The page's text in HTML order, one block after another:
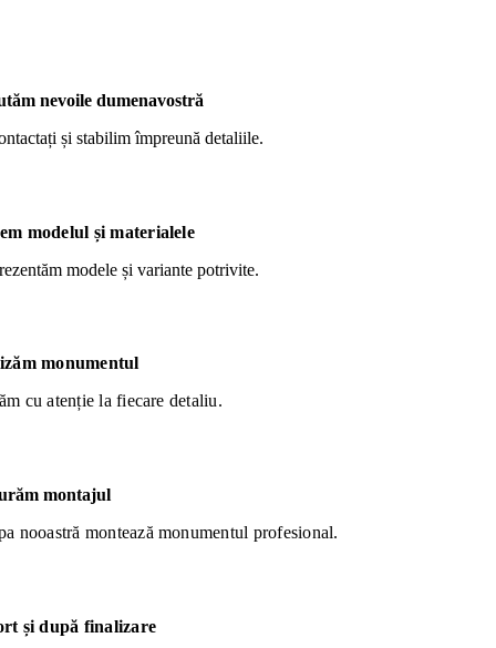
nevoile dumenavostră
și stabilim împreună detaliile.
modelul și materialele
modele și variante potrivite.
monumentul
cu atenție la fiecare detaliu.
montajul
nooastră montează monumentul profesional.
și după finalizare